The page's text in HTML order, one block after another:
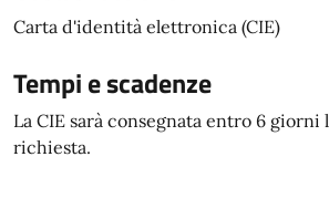
Carta d'identità elettronica (CIE)
Tempi e scadenze
La CIE sarà consegnata entro 6 giorni
richiesta.